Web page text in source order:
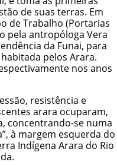
de suas terras. Em
de Trabalho (Portarias
pela antropóloga Vera
da Funai, para
pelos Arara.
nos anos
resistência e
arara ocuparam,
concentrando-se numa
à margem esquerda do
Indígena Arara do Rio